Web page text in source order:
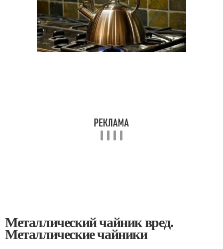
Металлический чайник вред.
Металлические чайники